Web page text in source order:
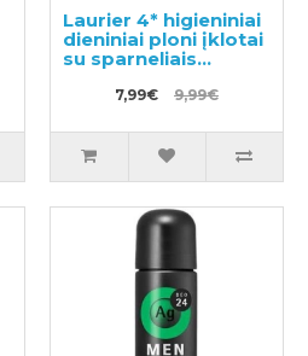
Laurier 4* higieniniai
dieniniai ploni įklotai
su sparneliais
7,99€ 9,99€